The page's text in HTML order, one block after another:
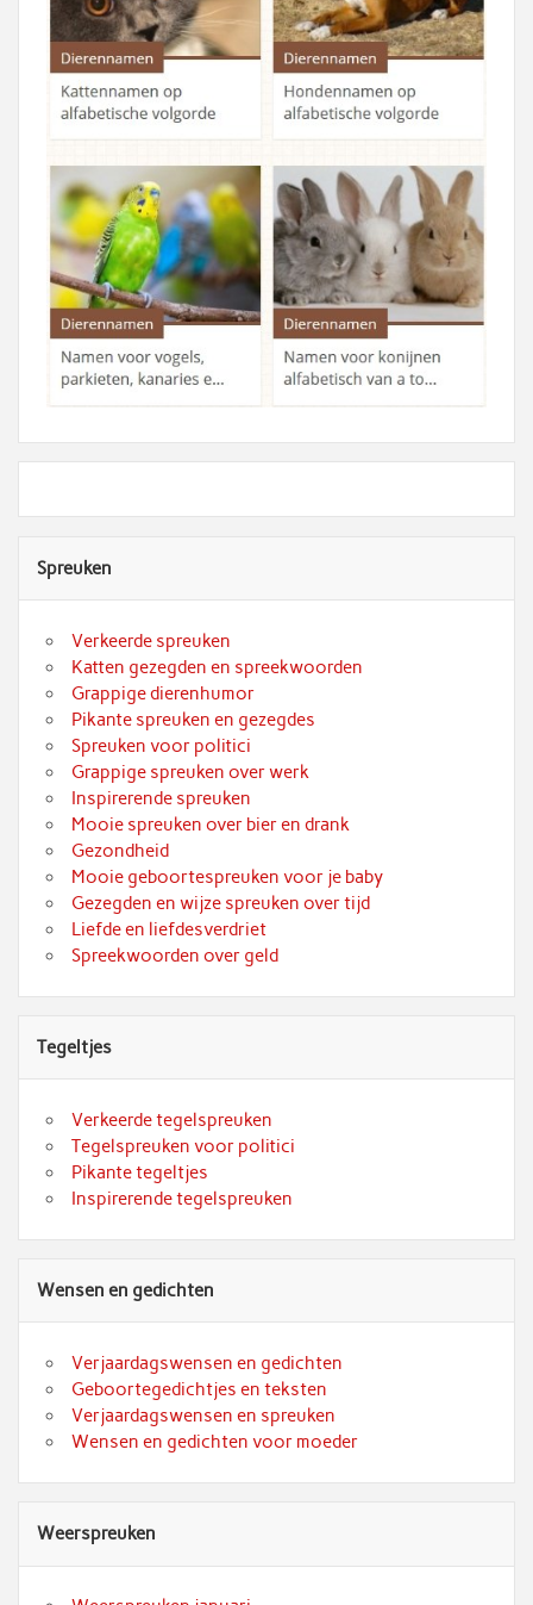
Spreuken
Verkeerde spreuken
Katten gezegden en spreekwoorden
Grappige dierenhumor
Pikante spreuken en gezegdes
Spreuken voor politici
Grappige spreuken over werk
Inspirerende spreuken
Mooie spreuken over bier en drank
Gezondheid
Mooie geboortespreuken voor je baby
Gezegden en wijze spreuken over tijd
Liefde en liefdesverdriet
Spreekwoorden over geld
Tegeltjes
Verkeerde tegelspreuken
Tegelspreuken voor politici
Pikante tegeltjes
Inspirerende tegelspreuken
Wensen en gedichten
Verjaardagswensen en gedichten
Geboortegedichtjes en teksten
Verjaardagswensen en spreuken
Wensen en gedichten voor moeder
Weerspreuken